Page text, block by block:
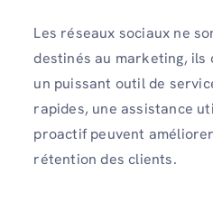
Les réseaux sociaux ne
destinés au marketing,
un puissant outil de
rapides, une assistance
proactif peuvent
rétention des clients.